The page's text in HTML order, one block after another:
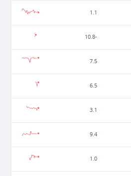
1.1
-10.8
7.5
6.5
3.1
9.4
1.0